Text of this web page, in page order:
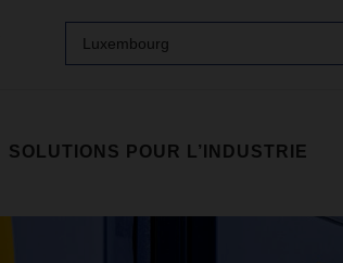
Luxembourg
SOLUTIONS POUR L’INDUSTRIE